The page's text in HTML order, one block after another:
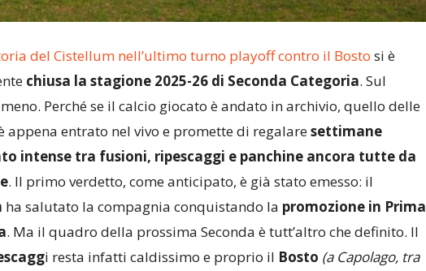
del Cistellum nell’ultimo turno playoff contro il Bosto si è
chiusa la stagione 2025-26 di Seconda Categoria. Sul
Perché se il calcio giocato è andato in archivio, quello delle
appena entrato nel vivo e promette di regalaresettimane
intense tra fusioni, ripescaggi e panchine ancora tutte da
. Il primo verdetto, come anticipato, è già stato emesso: il
ha salutato la compagnia conquistando la promozione in Prima
. Ma il quadro della prossima Seconda è tutt’altro che definito. Il
i resta infatti caldissimo e proprio il Bosto (a Capolago, tra